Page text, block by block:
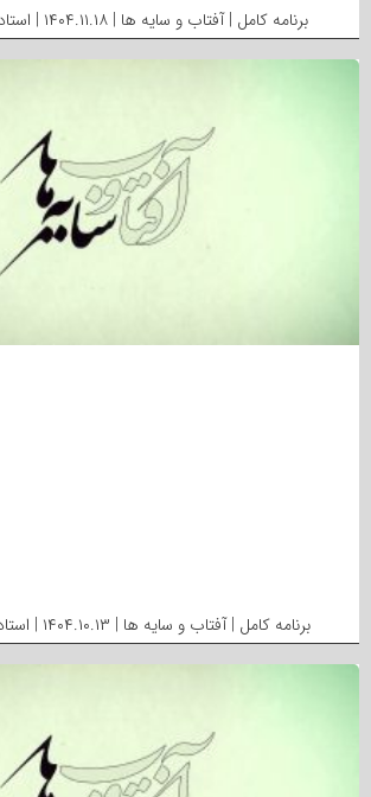
برنامه کامل | آفتاب و سایه ها | ۱۴۰۴.۱۱.۱۸ | استاد شهیدی فیاض
برنامه کامل | آفتاب و سایه ها | ۱۴۰۴.۱۰.۱۳ | استاد شهیدی فیاض